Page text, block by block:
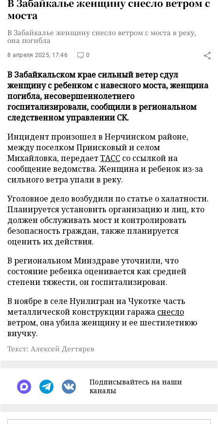
В Забайкалье женщину снесло ветром с
моста
В Забайкалье женщину снесло ветром с моста в реку,
она погибла
8 апреля 2025, 17:46 0
В Забайкальском крае сильный ветер сдул
женщину с ребенком с навесного моста, женщина
погибла, несовершеннолетнего
госпитализировали, сообщили в региональном
следственном управлении СК.
Инцидент произошел в Нерчинском районе,
между поселком Приисковый и селом
Михайловка, передаетТАСС со ссылкой на
сообщение ведомства. Женщина и ребенок из-за
сильного ветра упали в реку.
Уголовное дело возбудили по статье о халатности.
Планируется установить организацию и лиц, кто
должен обслуживать мост и контролировать
безопасность граждан, также планируется
оценить их действия.
В региональном Минздраве уточнили, что
состояние ребенка оценивается как средней
степени тяжести, он госпитализирован.
В ноябре в селе Нунлигран на Чукотке часть
металлической конструкции гаража снесло
ветром, она убила женщину и ее шестилетнюю
внучку.
Текст: Алексей Дегтярев
Подписывайтесь на наши
каналы